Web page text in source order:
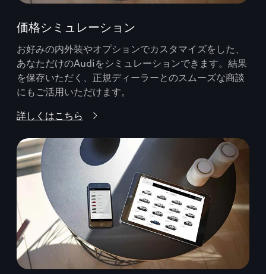
価格シミュレーション
お好みの内外装やオプションでカスタマイズをした、
あなただけのAudiをシミュレーションできます。結果
を保存いただく、正規ディーラーとのスムーズな商談
にもご活用いただけます。
詳しくはこちら